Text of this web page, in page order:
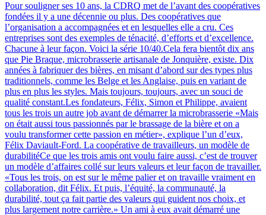
Pour souligner ses 10 ans, la CDRQ met de l’avant des coopératives
fondées il y a une décennie ou plus. Des coopératives que
l’organisation a accompagnées et en lesquelles elle a cru. Ces
entreprises sont des exemples de ténacité, d’efforts et d’excellence.
Chacune à leur façon. Voici la série 10/40.Cela fera bientôt dix ans
que Pie Braque, microbrasserie artisanale de Jonquière, existe. Dix
années à fabriquer des bières, en misant d’abord sur des types plus
traditionnels, comme les Belge et les Anglaise, puis en variant de
plus en plus les styles. Mais toujours, toujours, avec un souci de
qualité constant.Les fondateurs, Félix, Simon et Philippe, avaient
tous les trois un autre job avant de démarrer la microbrasserie «Mais
on était aussi tous passionnés par le brassage de la bière et on a
voulu transformer cette passion en métier», explique l’un d’eux,
Félix Daviault-Ford. La coopérative de travailleurs, un modèle de
durabilitéCe que les trois amis ont voulu faire aussi, c’est de trouver
un modèle d’affaires collé sur leurs valeurs et leur façon de travailler.
«Tous les trois, on est sur le même palier et on travaille vraiment en
collaboration, dit Félix. Et puis, l’équité, la communauté, la
durabilité, tout ça fait partie des valeurs qui guident nos choix, et
plus largement notre carrière.» Un ami à eux avait démarré une